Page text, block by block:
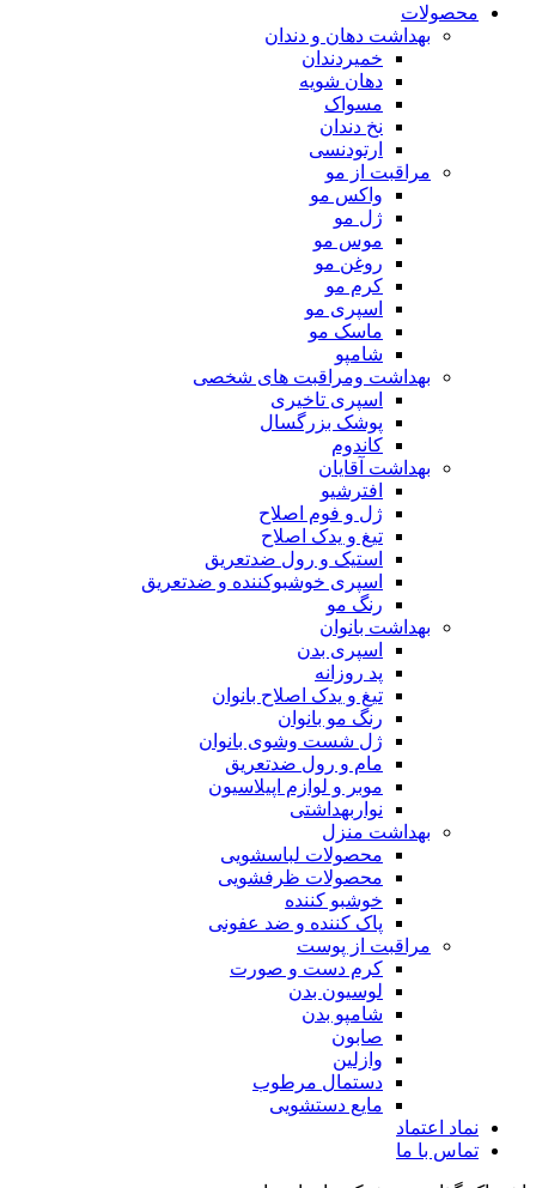
محصولات
بهداشت دهان و دندان
خمیردندان
دهان شویه
مسواک
نخ دندان
ارتودنسی
مراقبت از مو
واکس مو
ژل مو
موس مو
روغن مو
کرم مو
اسپری مو
ماسک مو
شامپو
بهداشت ومراقبت های شخصی
اسپری تاخیری
پوشک بزرگسال
کاندوم
بهداشت آقایان
افترشیو
ژل و فوم اصلاح
تیغ و یدک اصلاح
استیک و رول ضدتعریق
اسپری خوشبوکننده و ضدتعریق
رنگ مو
بهداشت بانوان
اسپری بدن
پد روزانه
تیغ و یدک اصلاح بانوان
رنگ مو بانوان
ژل شست وشوی بانوان
مام و رول ضدتعریق
موبر و لوازم اپیلاسیون
نواربهداشتی
بهداشت منزل
محصولات لباسشویی
محصولات ظرفشویی
خوشبو کننده
پاک کننده و ضد عفونی
مراقبت از پوست
کرم دست و صورت
لوسیون بدن
شامپو بدن
صابون
وازلین
دستمال مرطوب
مایع دستشویی
نماد اعتماد
تماس با ما